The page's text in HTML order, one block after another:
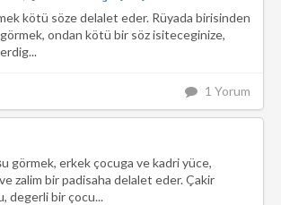
kötü söze delalet eder. Rüyada birisinden
ondan kötü bir söz isiteceginize,
1 Yorum
görmek, erkek çocuga ve kadri yüce,
zalim bir padisaha delalet eder. Çakir
degerli bir çocu...